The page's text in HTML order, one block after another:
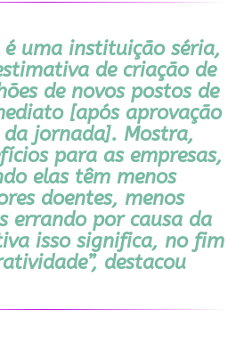
é uma instituição séria,
de criação de
de novos postos de
[após aprovação
da jornada]. Mostra,
para as empresas,
elas têm menos
doentes, menos
errando por causa da
isso significa, no fim
destacou